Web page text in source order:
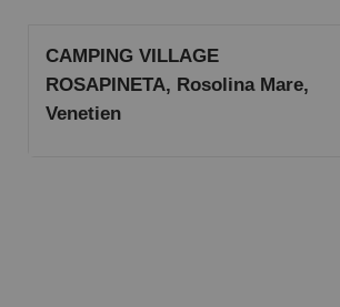
CAMPING VILLAGE
ROSAPINETA, Rosolina Mare,
Venetien